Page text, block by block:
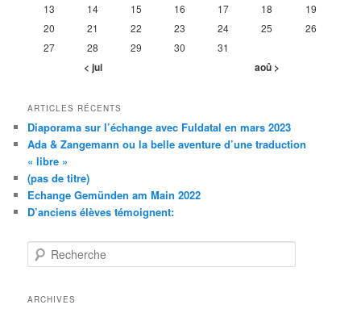
13
14 15 16 17 18
19
20
21 22 23 24 25
26
27
28 29 30 31
< jui aoû >
ARTICLES RÉCENTS
Diaporama sur l’échange avec Fuldatal en mars 2023
Ada & Zangemann ou la belle aventure d’une traduction
« libre »
(pas de titre)
Echange Gemünden am Main 2022
D’anciens élèves témoignent:
e
h
ARCHIVES